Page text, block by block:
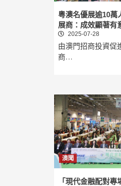
粵澳名優展逾10萬
展商：成效顯著有
2025-07-28
由澳門招商投資促
商…
澳聞
「現代金融配對